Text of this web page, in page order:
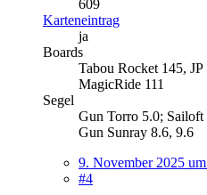
609
Karteneintrag
ja
Boards
Tabou Rocket 145,
MagicRide 111
Segel
Gun Torro 5.0;
Gun Sunray 8.6, 9.6
9. November 2025 um
#4